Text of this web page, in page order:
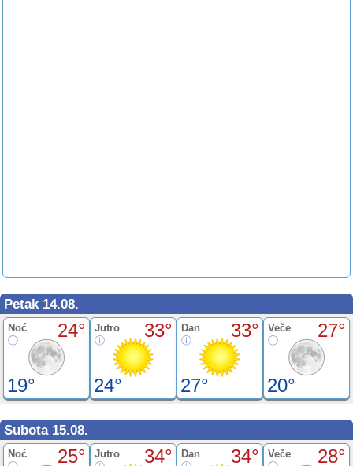
Petak 14.08.
Noć 24°
19°
Jutro 33°
24°
Dan 33°
27°
Veče 27°
20°
Subota 15.08.
Noć 25° Jutro 34° Dan 34° Veče 28°